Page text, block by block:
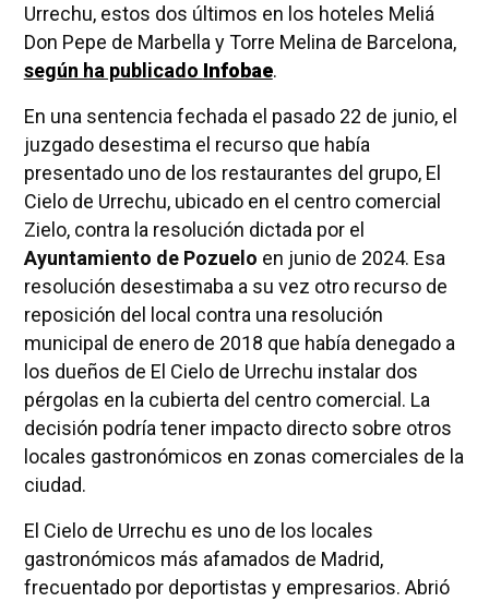
Urrechu, estos dos últimos en los hoteles Meliá
Don Pepe de Marbella y Torre Melina de Barcelona,
según ha publicado Infobae.
En una sentencia fechada el pasado 22 de junio, el
juzgado desestima el recurso que había
presentado uno de los restaurantes del grupo, El
Cielo de Urrechu, ubicado en el centro comercial
Zielo, contra la resolución dictada por el
Ayuntamiento de Pozuelo en junio de 2024. Esa
resolución desestimaba a su vez otro recurso de
reposición del local contra una resolución
municipal de enero de 2018 que había denegado a
los dueños de El Cielo de Urrechu instalar dos
pérgolas en la cubierta del centro comercial. La
decisión podría tener impacto directo sobre otros
locales gastronómicos en zonas comerciales de la
ciudad.
El Cielo de Urrechu es uno de los locales
gastronómicos más afamados de Madrid,
frecuentado por deportistas y empresarios. Abrió